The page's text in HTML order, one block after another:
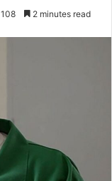
108 2 minutes read